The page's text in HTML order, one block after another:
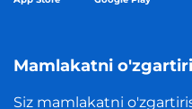
Mamlakatni
Siz mamlakatni